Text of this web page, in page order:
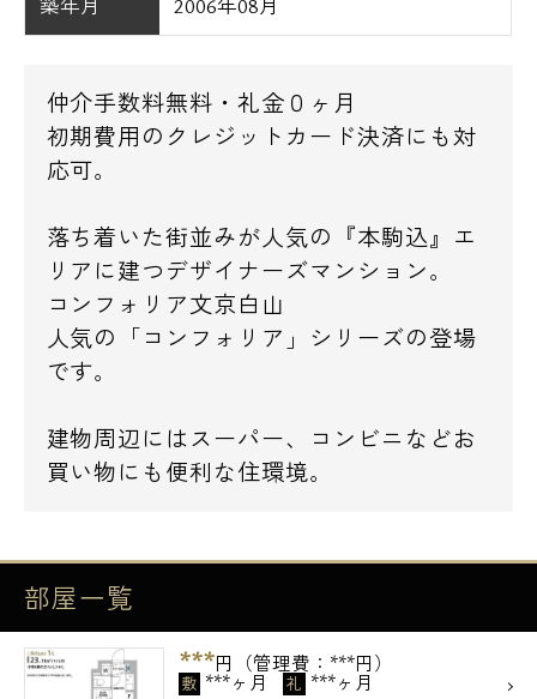
仲介手数料無料・礼金０ヶ月
初期費用のクレジットカード決済にも対
応可。
落ち着いた街並みが人気の『本駒込』エ
リアに建つデザイナーズマンション。
コンフォリア文京白山
人気の「コンフォリア」シリーズの登場
です。
建物周辺にはスーパー、コンビニなどお
買い物にも便利な住環境。
部屋一覧
***円（管理費：***円）
敷 ***ヶ月 礼 ***ヶ月